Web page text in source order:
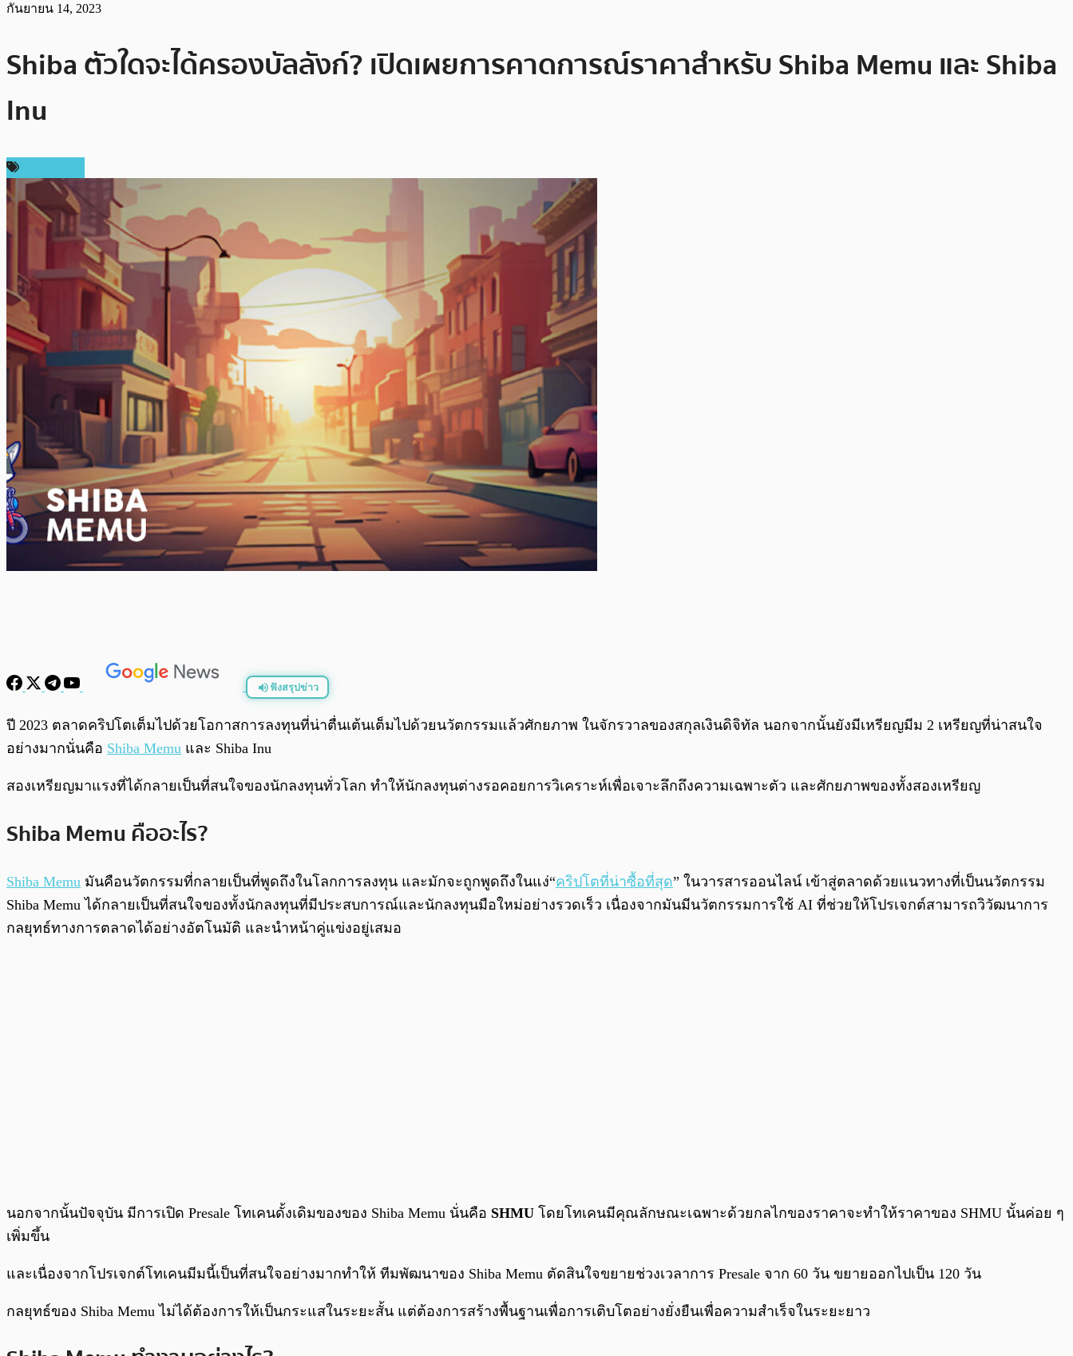
กันยายน 14, 2023
Shiba ตัวใดจะได้ครองบัลลังก์? เปิดเผยการคาดการณ์ราคาสำหรับ Shiba Memu และ Shiba
Inu
ฟังสรุปข่าว
0:00 / 0:00
ปี 2023 ตลาดคริปโตเต็มไปด้วยโอกาสการลงทุนที่น่าตื่นเต้นเต็มไปด้วยนวัตกรรมแล้วศักยภาพ ในจักรวาลของสกุลเงินดิจิทัล นอกจากนั้นยังมีเหรียญมีม 2 เหรียญที่น่าสนใจ
อย่างมากนั่นคือ Shiba Memu และ Shiba Inu
สองเหรียญมาแรงที่ได้กลายเป็นที่สนใจของนักลงทุนทั่วโลก ทำให้นักลงทุนต่างรอคอยการวิเคราะห์เพื่อเจาะลึกถึงความเฉพาะตัว และศักยภาพของทั้งสองเหรียญ
Shiba Memu คืออะไร?
Shiba Memu มันคือนวัตกรรมที่กลายเป็นที่พูดถึงในโลกการลงทุน และมักจะถูกพูดถึงในแง่“คริปโตที่น่าซื้อที่สุด” ในวารสารออนไลน์ เข้าสู่ตลาดด้วยแนวทางที่เป็นนวัตกรรม
Shiba Memu ได้กลายเป็นที่สนใจของทั้งนักลงทุนที่มีประสบการณ์และนักลงทุนมือใหม่อย่างรวดเร็ว เนื่องจากมันมีนวัตกรรมการใช้ AI ที่ช่วยให้โปรเจกต์สามารถวิวัฒนาการ
กลยุทธ์ทางการตลาดได้อย่างอัตโนมัติ และนำหน้าคู่แข่งอยู่เสมอ
นอกจากนั้นปัจจุบัน มีการเปิด Presale โทเคนดั้งเดิมของของ Shiba Memu นั่นคือ SHMU โดยโทเคนมีคุณลักษณะเฉพาะด้วยกลไกของราคาจะทำให้ราคาของ SHMU นั้นค่อย ๆ
เพิ่มขึ้น
และเนื่องจากโปรเจกต์โทเคนมีมนี้เป็นที่สนใจอย่างมากทำให้ ทีมพัฒนาของ Shiba Memu ตัดสินใจขยายช่วงเวลาการ Presale จาก 60 วัน ขยายออกไปเป็น 120 วัน
กลยุทธ์ของ Shiba Memu ไม่ได้ต้องการให้เป็นกระแสในระยะสั้น แต่ต้องการสร้างพื้นฐานเพื่อการเติบโตอย่างยั่งยืนเพื่อความสำเร็จในระยะยาว